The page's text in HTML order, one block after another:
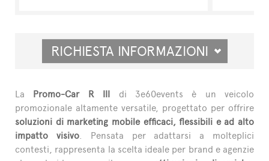
RICHIESTA INFORMAZIONI
La Promo-Car R III di 3e60events è un veicolo
promozionale altamente versatile, progettato per offrire
soluzioni di marketing mobile efficaci, flessibili e ad alto
impatto visivo. Pensata per adattarsi a molteplici
contesti, rappresenta la scelta ideale per brand e agenzie